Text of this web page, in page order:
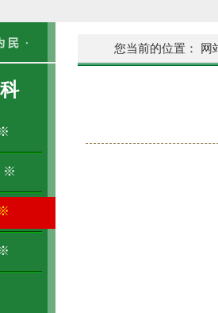
※
您当前的位置： 网